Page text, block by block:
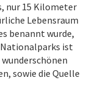
nur 15 Kilometer
Lebensraum
benannt wurde,
Nationalparks ist
sowie die Quelle